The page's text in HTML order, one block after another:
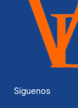
Síguenos